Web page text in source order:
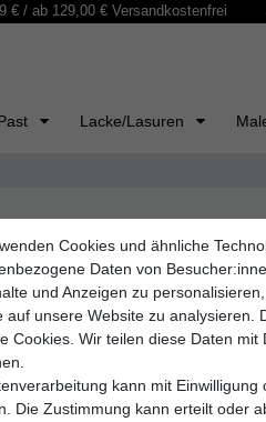
€ / ab 129,00 € Versandkostenfrei
Lacke/Lasuren
sichern! Entdecken Sie unsere
Profis und alle, die bei
Kategorie bietet Top-
Cookies und ähnliche
Daten von
und Anzeigen zu
auf unsere Website zu analysieren.
Cookies. Wir teilen diese Daten
kann mit
Die Zustimmung kann erteilt oder